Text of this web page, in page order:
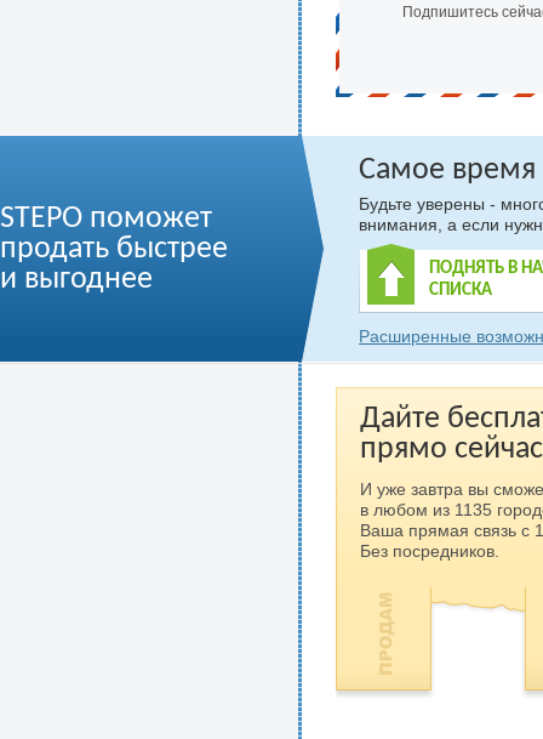
Подпишитесь
STEPO поможет
продать быстрее
и выгоднее
Самое время
Будьте уверены -
внимания, а если
ПОДНЯТЬ В
СПИСКА
Расширенные
Дайте
прямо
И уже завтра вы
в любом из 1135
Ваша прямая связь с
Без посредников.